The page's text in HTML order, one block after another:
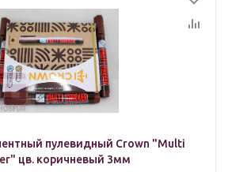
пулевидный Crown "Multi
цв. коричневый 3мм